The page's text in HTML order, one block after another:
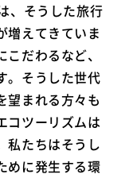
、そうした旅行
増えてきていま
だわるなど、
。そうした世代
望まれる方々も
コツーリズムは
私たちはそうし
めに発生する環